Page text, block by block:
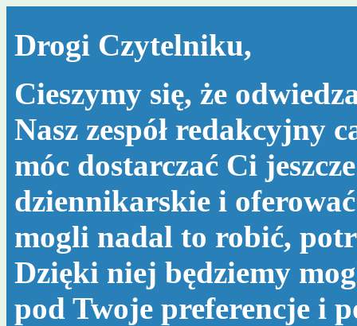
Drogi Czytelniku,
Cieszymy się, że
Nasz zespół redakcyjny
móc dostarczać Ci
dziennikarskie i oferować
mogli nadal to robić,
Dzięki niej będziemy
pod Twoje preferencje i